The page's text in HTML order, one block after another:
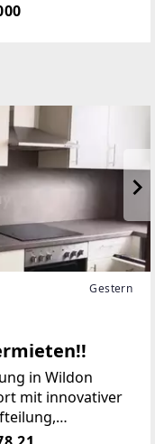
Gestern
in Wildon
mit innovativer